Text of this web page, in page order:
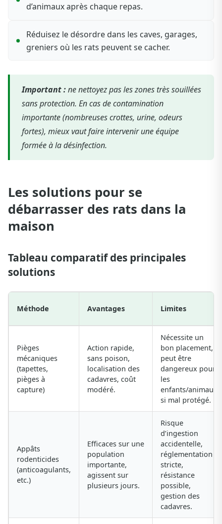
d’animaux après chaque repas.
Réduisez le désordre dans les caves, garages,
greniers où les rats peuvent se cacher.
Important :ne nettoyez pas les zones très souillées
sans protection. En cas de contamination
importante (nombreuses crottes, urine, odeurs
fortes), mieux vaut faire intervenir une équipe
formée à la désinfection.
Les solutions pour se
débarrasser des rats dans la
maison
Tableau comparatif des principales
solutions
Méthode Avantages Limites
Pièges
mécaniques
(tapettes,
pièges à
capture)
Action rapide,
sans poison,
localisation des
cadavres, coût
modéré.
Nécessite un
bon placement,
peut être
dangereux pour
les
enfants/animaux
si mal protégé.
Appâts
rodenticides
(anticoagulants,
etc.)
Efficaces sur une
population
importante,
agissent sur
plusieurs jours.
Risque
d’ingestion
accidentelle,
réglementation
stricte,
résistance
possible,
gestion des
cadavres.